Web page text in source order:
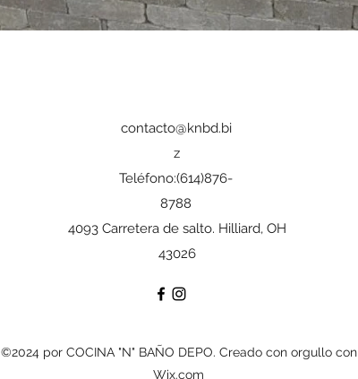
contacto@knbd.bi
z
Teléfono:(614)876-
8788
4093 Carretera de salto. Hilliard, OH
43026
©2024 por COCINA "N" BAÑO DEPO. Creado con orgullo con
Wix.com